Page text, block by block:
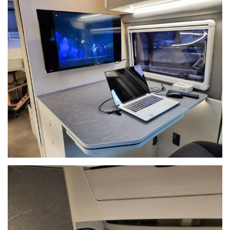
Comfort e funzionalità
Frigorifero a compressore da 86 litri: Mantieni i tuoi alimenti
freschi durante i viaggi.
Riscaldamento diesel: Riscalda l’abitacolo anche nelle
giornate più fredde.
Scambiatore di calore per acqua calda: Sempre 20 litri di
acqua calda a tua disposizione.
Serbatoio da 110 litri di acqua fresca: Non preoccuparti della
riserva d’acqua.
Bagno-doccia impermeabile senza tendina
: Comodità e
privacy per l’igiene personale.
Batteria al litio e inverter da 1500 W: Alimenta dispositivi
elettronici e lavora ovunque.
Questo veicolo offre una soluzione pratica e flessibile per chiunque
abbia bisogno di un ufficio mobile su quattro ruote.
filmato su https://www.youtube.com/watch?v=-25P_LTVd-
o&list=PL8Qb-GqZDRBI6EUQ33QZLbQaFfLz1813W&index=3